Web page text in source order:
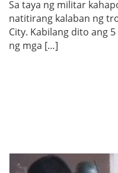
Sa taya ng militar
natitirang kalaban ng
City. Kabilang dito ang
ng mga […]